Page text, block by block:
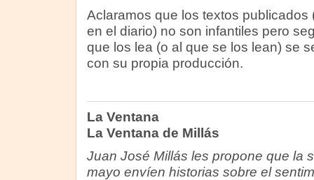
Aclaramos que los textos publicados
en el diario) no son infantiles pero
que los lea (o al que se los lean) se
con su propia producción.
La Ventana
La Ventana de Millás
Juan José Millás les propone que la
mayo envíen historias sobre el